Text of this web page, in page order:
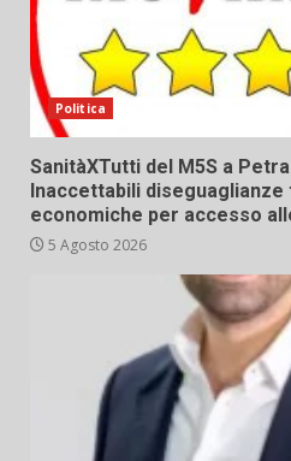
Politica
SanitàXTutti del M5S a
Inaccettabili
economiche per accesso
5 Agosto 2026